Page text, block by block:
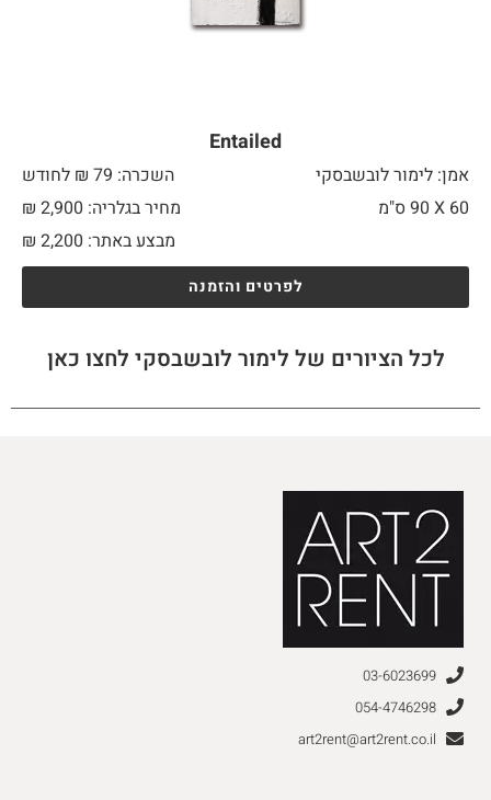
Entailed
אמן: לימור לובשבסקי
השכרה: 79 ₪ לחודש
60 X
מחיר בגלריה: 2,900 ₪
מבצע באתר:
₪ 2,200
לפרטים והזמנה
לכל הציורים של לימור לובשבסקי לחצו כאן
03-6023699
054-4746298
art2rent@art2rent.co.il